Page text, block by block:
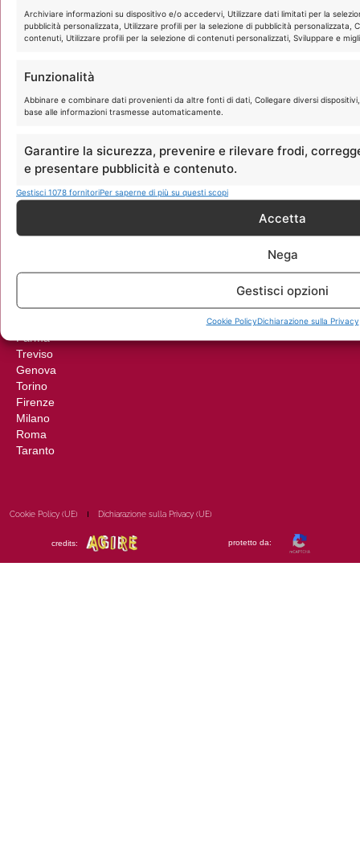
Archiviare informazioni su dispositivo e/o accedervi, Utilizzare dati limitati per la
pubblicità personalizzata, Utilizzare profili per la selezione di pubblicità personalizzata,
contenuti, Utilizzare profili per la selezione di contenuti personalizzati, Sviluppare e
Funzionalità
Abbinare e combinare dati provenienti da altre fonti di dati, Collegare diversi
base alle informazioni trasmesse automaticamente.
Garantire la sicurezza, prevenire e rilevare frodi,
e presentare pubblicità e contenuto.
Gestisci 1078 fornitoriPer saperne di più su questi scopi
Accetta
Nega
Gestisci opzioni
Cookie PolicyDichiarazione sulla Privacy
Assistenza post-autotrapianto
Biopelle MYHAIR®
S Styling
Detossinante
Antiforfora
Cute grassa
Anagen Anticaduta
Catania
Pesaro
Parma
Treviso
Genova
Torino
Firenze
Milano
Roma
Taranto
Cookie Policy (UE) Dichiarazione sulla Privacy (UE)
credits: protetto da: